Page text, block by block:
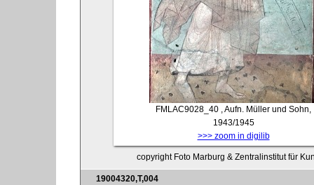
FMLAC9028_40 , Aufn. Müller und Sohn,
1943/1945
>>> zoom in digilib
copyright Foto Marburg & Zentralinstitut für
19004320,T,004